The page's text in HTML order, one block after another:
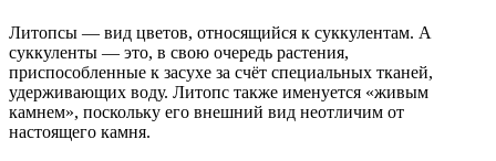
Литопсы — вид цветов, относящийся к суккулентам. А
суккуленты — это, в свою очередь растения,
приспособленные к засухе за счёт специальных тканей,
удерживающих воду. Литопс также именуется «живым
камнем», поскольку его внешний вид неотличим от
настоящего камня.